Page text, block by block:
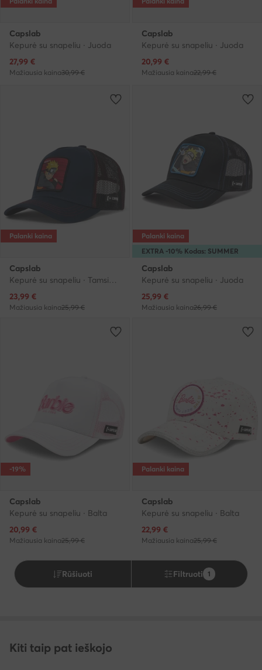
Capslab
Kepurė su snapeliu · Juoda
Dabartinė kaina
27,99 €
Mažiausia kaina30,99 €
Capslab
Kepurė su snapeliu · Juoda
Dabartinė kaina
20,99 €
Mažiausia kaina22,99 €
Palanki kaina
Capslab
Kepurė su snapeliu · Tamsiai mėlyna
Dabartinė kaina
23,99 €
Mažiausia kaina25,99 €
EXTRA -10% Kodas: SUMMER
Palanki kaina
Capslab
Kepurė su snapeliu · Juoda
Dabartinė kaina
25,99 €
Mažiausia kaina26,99 €
-19%
Capslab
Kepurė su snapeliu · Balta
Dabartinė kaina
20,99 €
Mažiausia kaina25,99 €
Palanki kaina
Capslab
Kepurė su snapeliu · Balta
Dabartinė kaina
22,99 €
Mažiausia kaina25,99 €
Rūšiuoti Filtruoti 1
Kiti taip pat ieškojo